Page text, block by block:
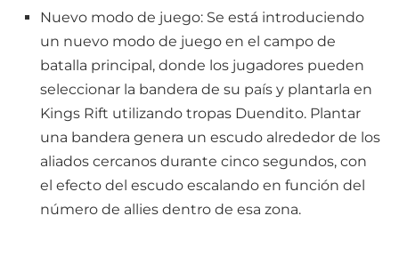
Nuevo modo de juego: Se está introduciendo
un nuevo modo de juego en el campo de
batalla principal, donde los jugadores pueden
seleccionar la bandera de su país y plantarla en
Kings Rift utilizando tropas Duendito. Plantar
una bandera genera un escudo alrededor de los
aliados cercanos durante cinco segundos, con
el efecto del escudo escalando en función del
número de allies dentro de esa zona.